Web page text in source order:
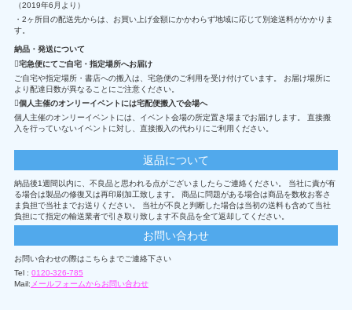
（2019年6月より）
・2ヶ所目の配送先からは、お買い上げ金額にかかわらず地域に応じて別途送料がかかりま
す。
納品・発送について
宅急便にてご自宅・指定場所へお届け
ご自宅や指定場所・書店への搬入は、宅急便のご利用を受け付けています。 お届け場所に
より配達日数が異なることにご注意ください。
個人主催のオンリーイベントには宅配便搬入で会場へ
個人主催のオンリーイベントには、イベント会場の所定置き場までお届けします。 直接搬
入を行っていないイベントに対し、直接搬入の代わりにご利用ください。
返品について
納品後1週間以内に、不良品と思われる点がございましたらご連絡ください。 当社に責が有
る場合は製品の修復又は再印刷加工致します。 商品に問題がある場合は商品を数枚お客さ
ま負担で当社までお送りください。 当社が不良と判断した場合は当初の送料も含めて当社
負担にて指定の輸送業者で引き取り致します不良品を全て返却してください。
お問い合わせ
お問い合わせの際はこちらまでご連絡下さい
Tel : 0120-326-785
Mail: メールフォームからお問い合わせ